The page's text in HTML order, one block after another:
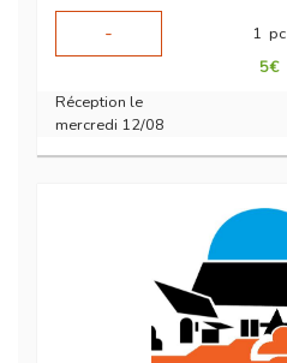
-
1 pc
5€
Réception le
mercredi 12/08